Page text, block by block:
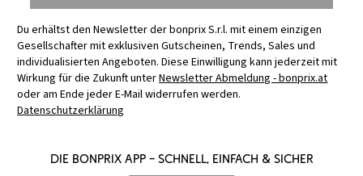
Du erhältst den Newsletter der bonprix S.r.l. mit einem einzigen
Gesellschafter mit exklusiven Gutscheinen, Trends, Sales und
individualisierten Angeboten. Diese Einwilligung kann jederzeit mit
Wirkung für die Zukunft unterNewsletter Abmeldung - bonprix.at
oder am Ende jeder E-Mail widerrufen werden.
Datenschutzerklärung
Die bonprix App – schnell, einfach & sicher